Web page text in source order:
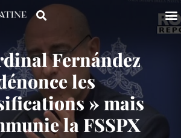
Fernández
les
» mais
la FSSPX